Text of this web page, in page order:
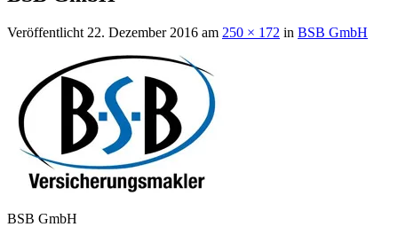
Veröffentlicht 22. Dezember 2016 am 250 × 172 in BSB GmbH
BSB GmbH